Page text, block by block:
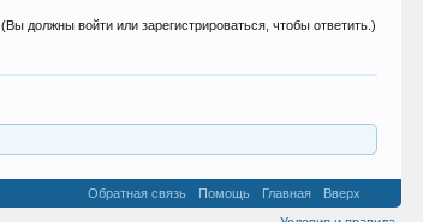
(Вы должны войти или зарегистрироваться, чтобы ответить.)
Обратная связь Помощь Главная
Вверх